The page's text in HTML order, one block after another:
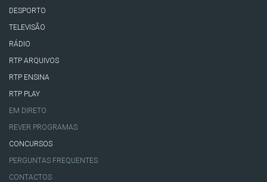
DESPORTO
TELEVISÃO
RÁDIO
RTP ARQUIVOS
RTP ENSINA
RTP PLAY
EM DIRETO
REVER PROGRAMAS
CONCURSOS
PERGUNTAS FREQUENTES
CONTACTOS